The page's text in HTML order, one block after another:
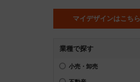
マイデザインはこちら
業種で探す
小売・卸売